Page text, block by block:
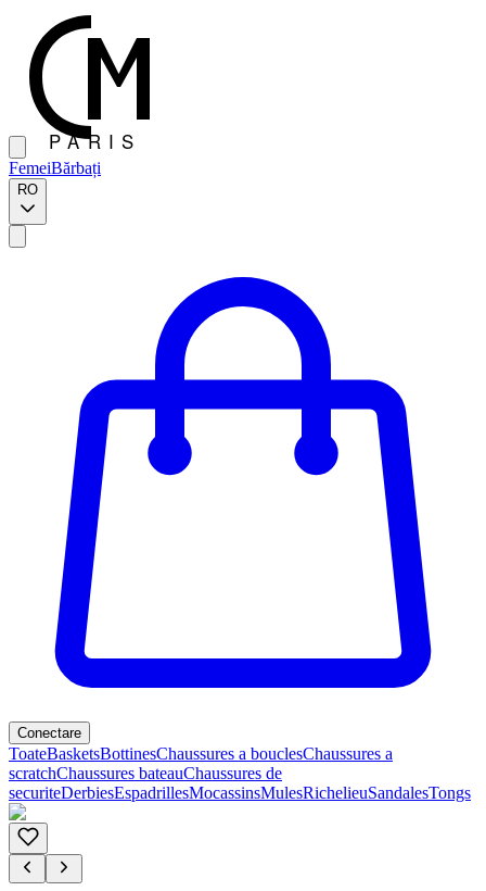
FemeiBărbați
RO
Conectare
ToateBasketsBottinesChaussures a bouclesChaussures a
scratchChaussures bateauChaussures de
securiteDerbiesEspadrillesMocassinsMulesRichelieuSandalesTongs